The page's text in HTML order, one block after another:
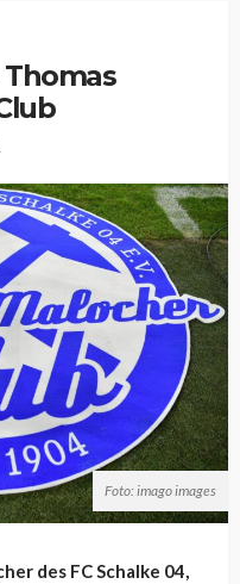
Foto: imago images
des FC Schalke 04,